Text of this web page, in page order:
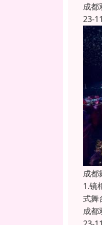
成都
23-
成都
1.镜
式舞
成都